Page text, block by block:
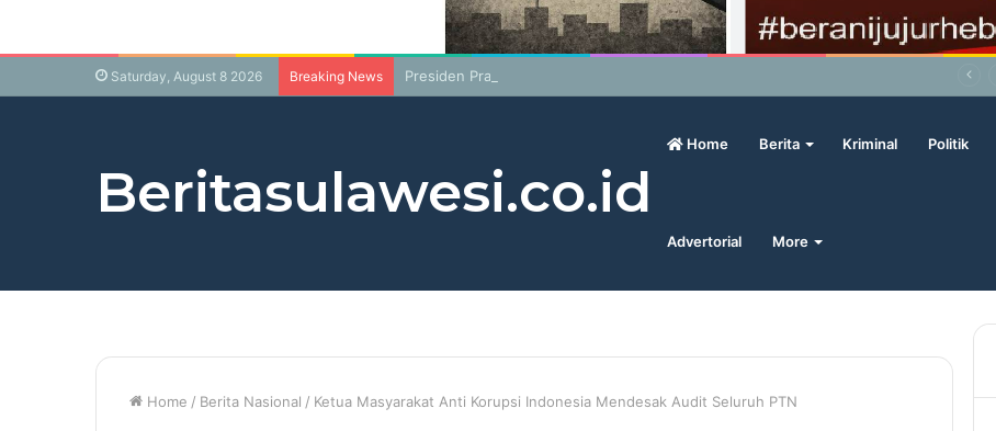
Saturday, August 8 2026 Breaking News Presiden Prabowo Geram Sama Pengamat, Menilai Harga Beras Terlalu Mahal
Beritasulawesi.co.id
Home Berita Kriminal Politik
Advertorial More
Home / Berita Nasional / Ketua Masyarakat Anti Korupsi Indonesia Mendesak Audit Seluruh PTN